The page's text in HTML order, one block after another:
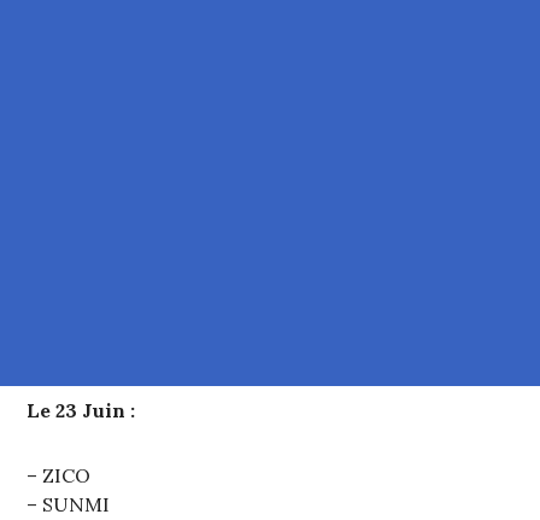
Le 23 Juin :
– ZICO
– SUNMI